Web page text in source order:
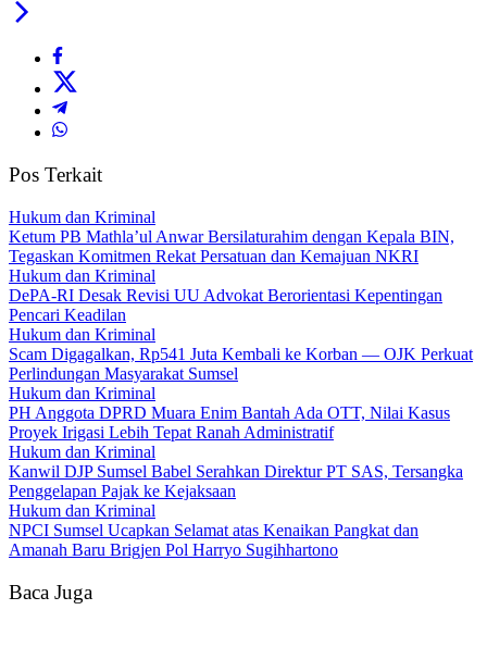
Pos Terkait
Hukum dan Kriminal
Ketum PB Mathla’ul Anwar Bersilaturahim dengan Kepala BIN,
Tegaskan Komitmen Rekat Persatuan dan Kemajuan NKRI
Hukum dan Kriminal
DePA-RI Desak Revisi UU Advokat Berorientasi Kepentingan
Pencari Keadilan
Hukum dan Kriminal
Scam Digagalkan, Rp541 Juta Kembali ke Korban — OJK Perkuat
Perlindungan Masyarakat Sumsel
Hukum dan Kriminal
PH Anggota DPRD Muara Enim Bantah Ada OTT, Nilai Kasus
Proyek Irigasi Lebih Tepat Ranah Administratif
Hukum dan Kriminal
Kanwil DJP Sumsel Babel Serahkan Direktur PT SAS, Tersangka
Penggelapan Pajak ke Kejaksaan
Hukum dan Kriminal
NPCI Sumsel Ucapkan Selamat atas Kenaikan Pangkat dan
Amanah Baru Brigjen Pol Harryo Sugihhartono
Baca Juga